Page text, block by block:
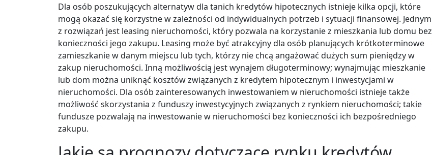
Dla osób poszukujących alternatyw dla tanich kredytów hipotecznych istnieje kilka opcji, które
mogą okazać się korzystne w zależności od indywidualnych potrzeb i sytuacji finansowej. Jednym
z rozwiązań jest leasing nieruchomości, który pozwala na korzystanie z mieszkania lub domu bez
konieczności jego zakupu. Leasing może być atrakcyjny dla osób planujących krótkoterminowe
zamieszkanie w danym miejscu lub tych, którzy nie chcą angażować dużych sum pieniędzy w
zakup nieruchomości. Inną możliwością jest wynajem długoterminowy; wynajmując mieszkanie
lub dom można uniknąć kosztów związanych z kredytem hipotecznym i inwestycjami w
nieruchomości. Dla osób zainteresowanych inwestowaniem w nieruchomości istnieje także
możliwość skorzystania z funduszy inwestycyjnych związanych z rynkiem nieruchomości; takie
fundusze pozwalają na inwestowanie w nieruchomości bez konieczności ich bezpośredniego
zakupu.